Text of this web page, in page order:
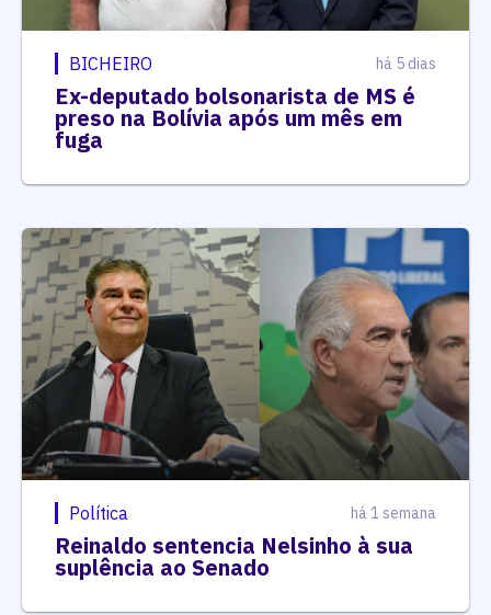
BICHEIRO há 5 dias
Ex-deputado bolsonarista de MS é
preso na Bolívia após um mês em
fuga
Política há 1 semana
Reinaldo sentencia Nelsinho à sua
suplência ao Senado